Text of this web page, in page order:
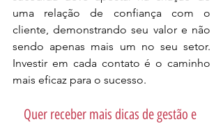
uma relação de confiança com o
cliente, demonstrando seu valor e não
sendo apenas mais um no seu setor.
Investir em cada contato é o caminho
mais eficaz para o sucesso.
Quer receber mais dicas de gestão e